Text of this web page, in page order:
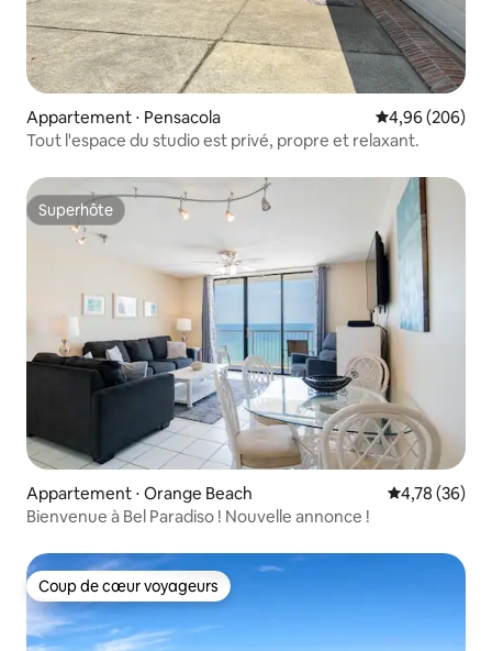
Appartement ⋅ Pensacola Évaluation
4,96 (206)
Tout l'espace du studio est privé, propre et relaxant.
Superhôte
Superhôte
Appartement ⋅ Orange Beach Évaluation
4,78 (36)
Bienvenue à Bel Paradiso ! Nouvelle annonce !
Coup de cœur voyageurs
Coup de cœur voyageurs